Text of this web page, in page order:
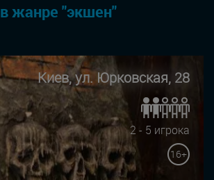
в жанре "экшен"
Киев, ул. Юрковская, 28
2 - 5 игрока
16+